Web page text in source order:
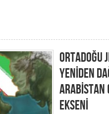
ORTADOĞU
YENİDEN
EKSENİ